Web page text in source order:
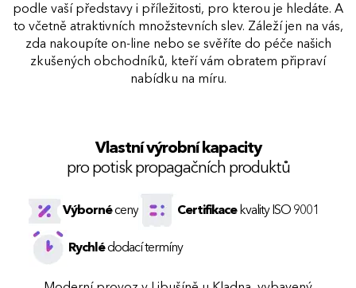
podle vaší představy i příležitosti, pro kterou je hledáte. A
to včetně atraktivních množstevních slev. Záleží jen na vás,
zda nakoupíte on-line nebo se svěříte do péče našich
zkušených obchodníků, kteří vám obratem připraví
nabídku na míru.
Vlastní výrobní kapacity
pro potisk propagačních produktů
Výbornéceny Certifikace kvality ISO 9001
Rychlédodací termíny